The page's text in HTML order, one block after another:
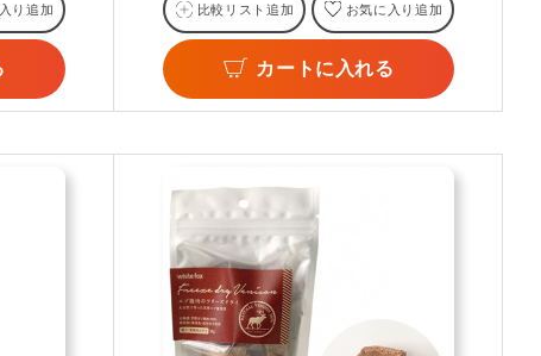
り追加 比較リスト追加 お気に入り追加
カートに入れる